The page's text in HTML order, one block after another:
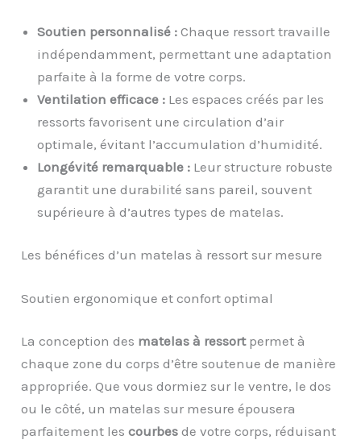
Soutien personnalisé : Chaque ressort travaille
indépendamment, permettant une adaptation
parfaite à la forme de votre corps.
Ventilation efficace : Les espaces créés par les
ressorts favorisent une circulation d’air
optimale, évitant l’accumulation d’humidité.
Longévité remarquable : Leur structure robuste
garantit une durabilité sans pareil, souvent
supérieure à d’autres types de matelas.
Les bénéfices d’un matelas à ressort sur mesure
Soutien ergonomique et confort optimal
La conception des matelas à ressortpermet à
chaque zone du corps d’être soutenue de manière
appropriée. Que vous dormiez sur le ventre, le dos
ou le côté, un matelas sur mesure épousera
parfaitement lescourbes de votre corps, réduisant